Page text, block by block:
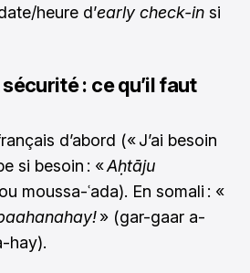
heure d’early check-in si
: ce qu’il faut
d’abord (« J’ai besoin
si besoin : «Aḥtāju
moussa-ʿada). En somali : «
» (gar-gaar a-
hay).